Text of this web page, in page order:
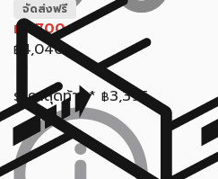
จัดส่งฟรี
฿ 3,700
฿ 4,040
ราคาสุดท้าย* ฿3,395